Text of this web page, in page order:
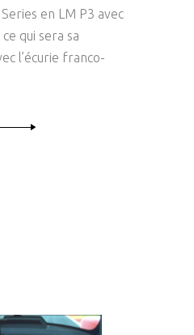
en LM P3 avec
qui sera sa
l’écurie franco-